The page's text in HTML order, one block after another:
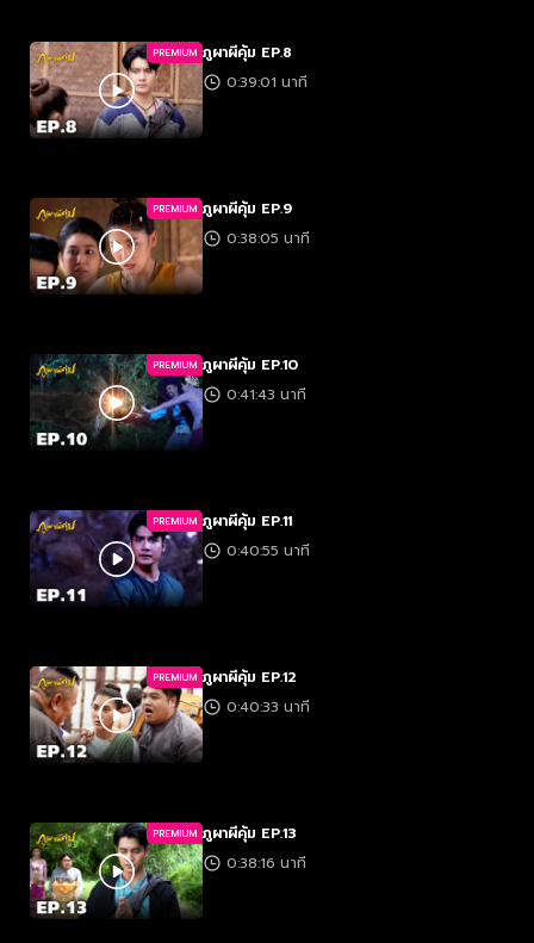
PREMIUM ภูผาผีคุ้ม EP.8
0:39:01 นาที
PREMIUM ภูผาผีคุ้ม EP.9
0:38:05 นาที
PREMIUM ภูผาผีคุ้ม EP.10
0:41:43 นาที
PREMIUM ภูผาผีคุ้ม EP.11
0:40:55 นาที
PREMIUM ภูผาผีคุ้ม EP.12
0:40:33 นาที
PREMIUM ภูผาผีคุ้ม EP.13
0:38:16 นาที